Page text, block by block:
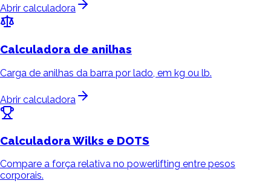
Abrir calculadora
Calculadora de anilhas
Carga de anilhas da barra por lado, em kg ou lb.
Abrir calculadora
CalculadoraWilks e DOTS
Compare a força relativa no powerlifting entre pesos
corporais.